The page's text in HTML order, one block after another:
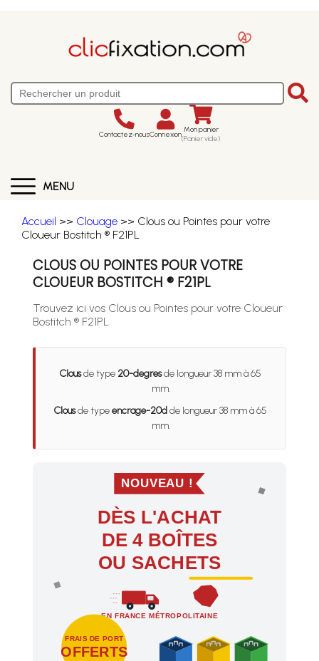
Contactez-nousConnexion Mon panier
(Panier vide)
MENU
Accueil >> Clouage >> Clous ou Pointes pour votre
Cloueur Bostitch ® F21PL
CLOUS OU POINTES POUR VOTRE
CLOUEUR BOSTITCH ® F21PL
Trouvez ici vos Clous ou Pointes pour votre Cloueur
Bostitch ® F21PL
Clousde type 20-degresde longueur 38 mm à 65
mm.
Clousde typeencrage-20d de longueur 38 mm à 65
mm.
NOUVEAU !
DÈS L'ACHAT
DE 4 BOÎTES
OU SACHETS
EN FRANCE MÉTROPOLITAINE
FRAIS DE PORT
OFFERTS